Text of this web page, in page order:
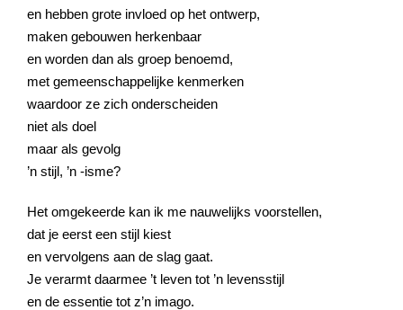
en hebben grote invloed op het ontwerp,
maken gebouwen herkenbaar
en worden dan als groep benoemd,
met gemeenschappelijke kenmerken
waardoor ze zich onderscheiden
niet als doel
maar als gevolg
’n stijl, ’n -isme?
Het omgekeerde kan ik me nauwelijks voorstellen,
dat je eerst een stijl kiest
en vervolgens aan de slag gaat.
Je verarmt daarmee ’t leven tot ’n levensstijl
en de essentie tot z’n imago.